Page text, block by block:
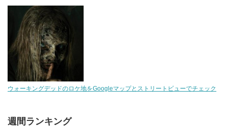
ウォーキングデッドのロケ地をGoogleマップとストリートビューでチェック
週間ランキング